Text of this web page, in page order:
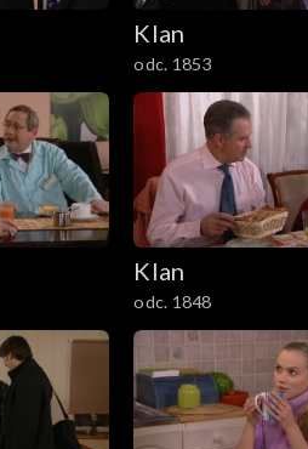
Klan
odc. 1853
Klan
odc. 1848